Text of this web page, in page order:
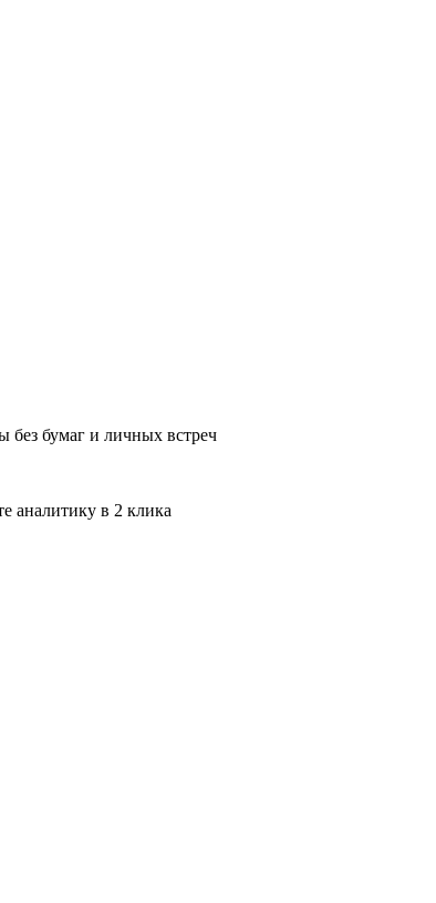
без бумаг и личных встреч
аналитику в 2 клика